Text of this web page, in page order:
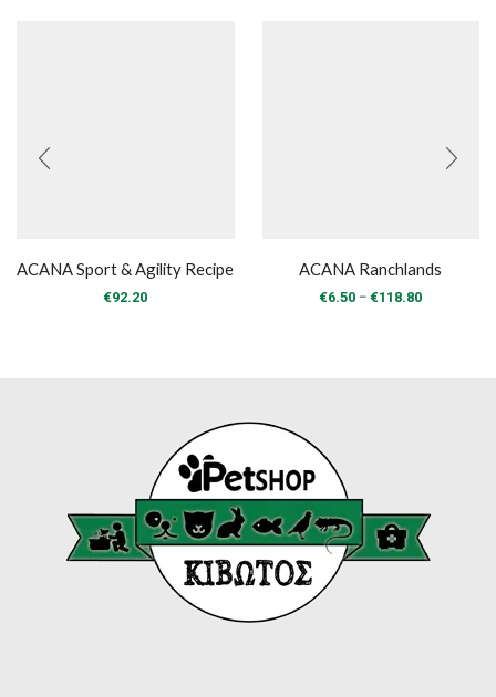
ACANA Sport & Agility Recipe
€92.20
ACANA Ranchlands
€6.50 – €118.80Price